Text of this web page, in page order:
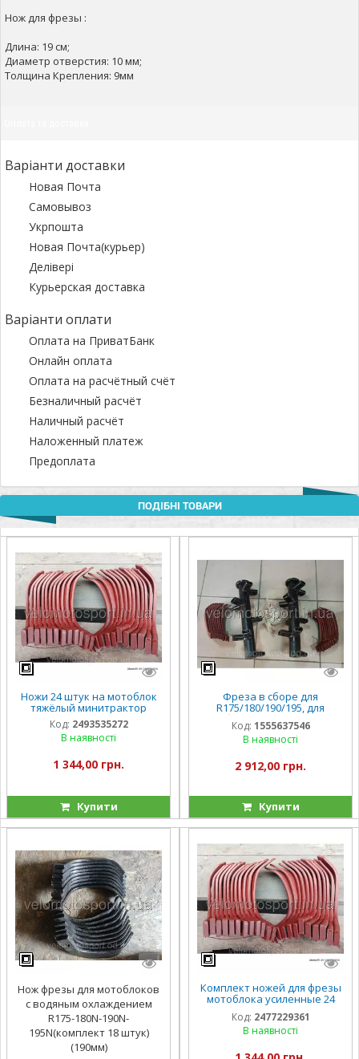
Нож для фрезы :
Длина: 19 см;
Диаметр отверстия: 10 мм;
Толщина Крепления: 9мм
Варіанти доставки
Новая Почта
Самовывоз
Укрпошта
Новая Почта(курьер)
Делівері
Курьерская доставка
Варіанти оплати
Оплата на ПриватБанк
Онлайн оплата
Оплата на расчётный счёт
Безналичный расчёт
Наличный расчёт
Наложенный платеж
Предоплата
ПОДІБНІ ТОВАРИ
Ножи 24 штук на мотоблок
тяжёлый минитрактор
Код: 2493535272
В наявності
1 344,00 грн.
Купити
Фреза в сборе для
R175/180/190/195, для
мотоблока ширина захвата
800 мм 18 ножей
Код: 1555637546
В наявності
2 912,00 грн.
Купити
Нож фрезы для мотоблоков
с водяным охлаждением
R175-180N-190N-
195N(комплект 18 штук)
(190мм)
Комплект ножей для фрезы
мотоблока усиленные 24
штуки
Код: 2477229361
В наявності